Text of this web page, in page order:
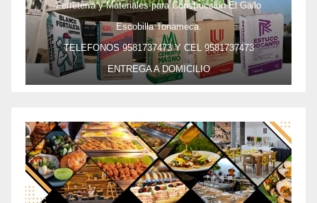
Ferretería y Materiales para Construcción El Gallo
Escobilla Tonameca.
TELEFONOS 9581737473 Y CEL 9581737473
ENTREGA A DOMICILIO